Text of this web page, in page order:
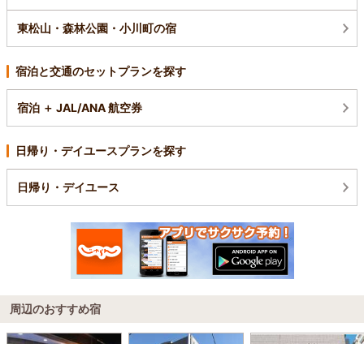
東松山・森林公園・小川町の宿
宿泊と交通のセットプランを探す
宿泊 ＋ JAL/ANA 航空券
日帰り・デイユースプランを探す
日帰り・デイユース
周辺のおすすめ宿